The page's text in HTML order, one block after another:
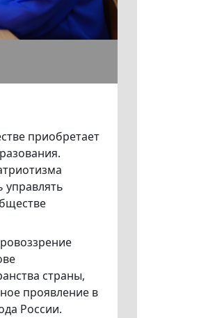
приобретает
страны,
проявление в
России.